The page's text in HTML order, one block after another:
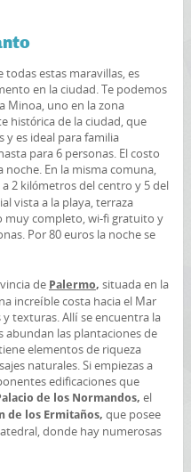
estas maravillas, es
en la ciudad. Te podemos
Minoa, uno en la zona
histórica de la ciudad, que
y es ideal para familia
para 6 personas. El costo
noche. En la misma comuna,
a 2 kilómetros del centro y 5 del
vista a la playa, terraza
completo, wi-fi gratuito y
Por 80 euros la noche se
de Palermo, situada en la
increíble costa hacia el Mar
texturas. Allí se encuentra la
abundan las plantaciones de
elementos de riqueza
naturales. Si empiezas a
edificaciones que
de los Normandos, el
de los Ermitaños, que posee
donde hay numerosas